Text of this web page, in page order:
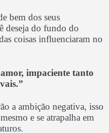
bem dos seus
deseja do fundo do
coisas influenciaram no
impaciente tanto
a ambição negativa, isso
e se atrapalha em